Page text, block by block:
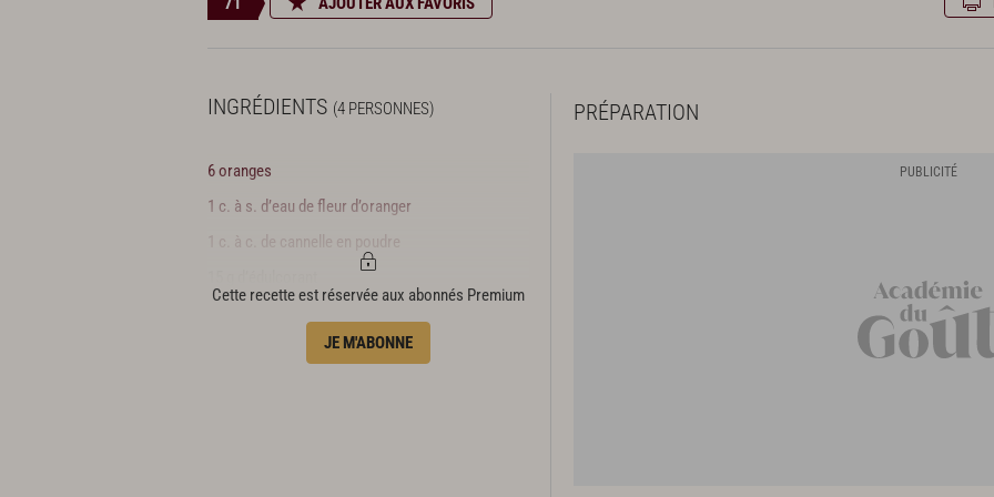
INGRÉDIENTS (4 PERSONNES)
6 oranges
1 c. à s. d’eau de fleur d’oranger
1 c. à c. de cannelle en poudre
8 feuilles de menthe fraîche
Cette recette est réservée aux abonnés Premium
JE M'ABONNE
PRÉPARATION